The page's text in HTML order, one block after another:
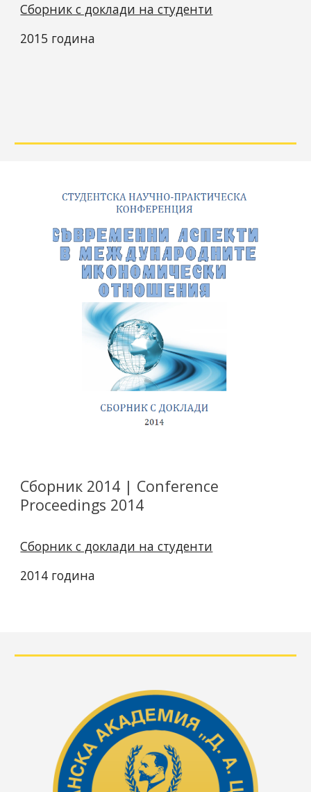
Сборник с доклади на студенти
2015 година
Сборник 2014 | Conference
Proceedings 2014
Сборник с доклади на студенти
2014 година